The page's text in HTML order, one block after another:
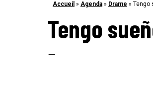
Accueil » Agenda » Drame » Tengo
Tengo
–